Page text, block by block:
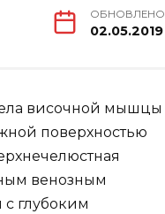
ОБНОВЛЕНО
02.05.2019
височной мышцы
поверхностью
венозным
с глубоким